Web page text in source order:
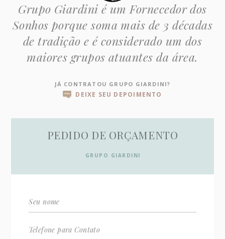
Grupo Giardini é um Fornecedor dos
Sonhos porque soma mais de 3 décadas
de tradição e é considerado um dos
maiores grupos atuantes da área.
JÁ CONTRATOU GRUPO GIARDINI?
DEIXE SEU DEPOIMENTO
PEDIDO DE ORÇAMENTO